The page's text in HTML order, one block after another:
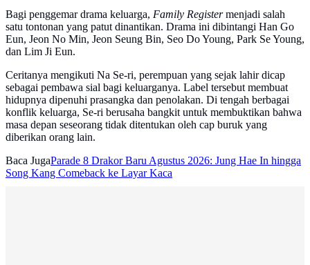
Bagi penggemar drama keluarga, Family Registermenjadi salah
satu tontonan yang patut dinantikan. Drama ini dibintangi Han Go
Eun, Jeon No Min, Jeon Seung Bin, Seo Do Young, Park Se Young,
dan Lim Ji Eun.
Ceritanya mengikuti Na Se-ri, perempuan yang sejak lahir dicap
sebagai pembawa sial bagi keluarganya. Label tersebut membuat
hidupnya dipenuhi prasangka dan penolakan. Di tengah berbagai
konflik keluarga, Se-ri berusaha bangkit untuk membuktikan bahwa
masa depan seseorang tidak ditentukan oleh cap buruk yang
diberikan orang lain.
Baca JugaParade 8 Drakor Baru Agustus 2026: Jung Hae In hingga
Song Kang Comeback ke Layar Kaca